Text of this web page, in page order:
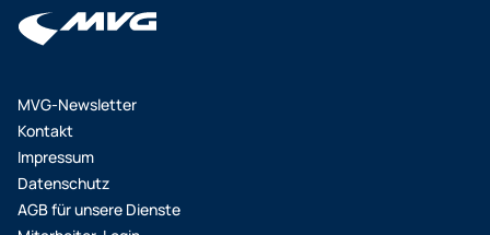
MVG-Newsletter
Kontakt
Impressum
Datenschutz
AGB für unsere Dienste